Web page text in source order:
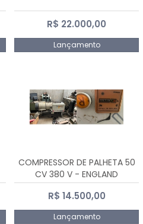
R$ 22.000,00
Lançamento
COMPRESSOR DE PALHETA 50
CV 380 V - ENGLAND
R$ 14.500,00
Lançamento